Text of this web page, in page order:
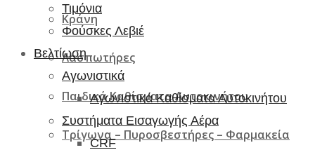
Κράνη
Λασπωτήρες
Παιδικά Καθίσματα Αυτοκινήτου
Τρίγωνα – Πυροσβεστήρες – Φαρμακεία
Τιμόνια
Φούσκες Λεβιέ
Βελτίωση
Αγωνιστικά
Αγωνιστικά Καθίσματα Αυτοκινήτου
Συστήματα Εισαγωγής Αέρα
CRF